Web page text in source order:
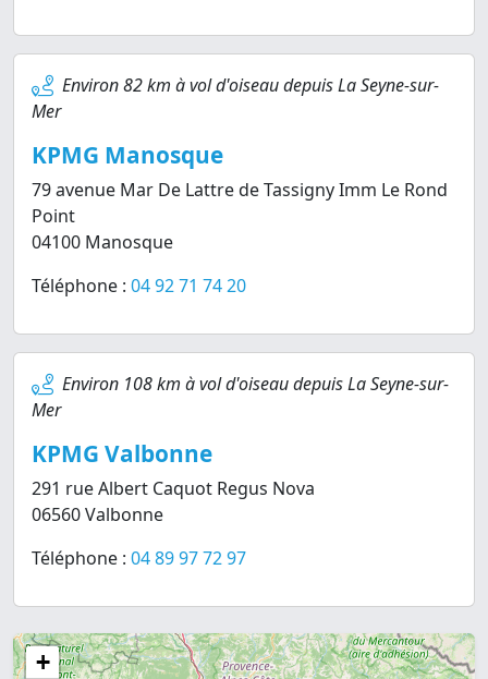
Environ 82 km à vol d'oiseau depuis La Seyne-sur-
Mer
KPMG Manosque
79 avenue Mar De Lattre de Tassigny Imm Le Rond
Point
04100 Manosque
Téléphone : 04 92 71 74 20
Environ 108 km à vol d'oiseau depuis La Seyne-sur-
Mer
KPMG Valbonne
291 rue Albert Caquot Regus Nova
06560 Valbonne
Téléphone : 04 89 97 72 97
+